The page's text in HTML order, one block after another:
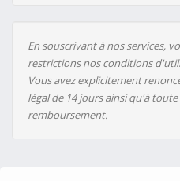
En souscrivant à nos services,
restrictions nos conditions
Vous avez explicitement
légal de 14 jours ainsi qu'à
remboursement.